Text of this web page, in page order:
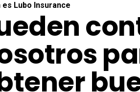
es Lubo Insurance